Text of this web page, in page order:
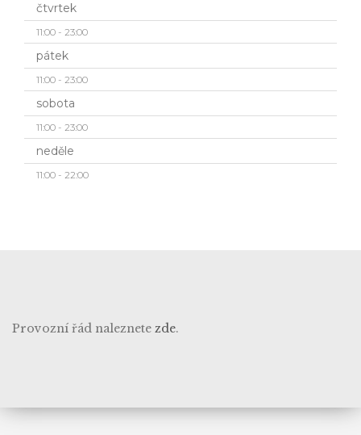
čtvrtek
11:00 - 23:00
pátek
11:00 - 23:00
sobota
11:00 - 23:00
neděle
11:00 - 22:00
Provozní řád naleznete zde.